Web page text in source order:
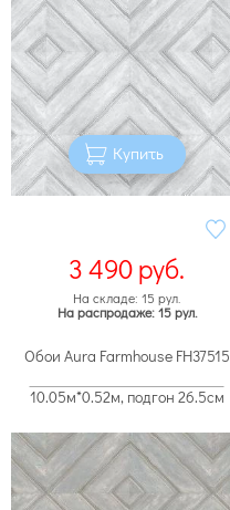
Купить
3 490руб.
На складе: 15 рул.
На распродаже: 15 рул.
Обои Aura Farmhouse FH37515
10.05м*0.52м, подгон 26.5см